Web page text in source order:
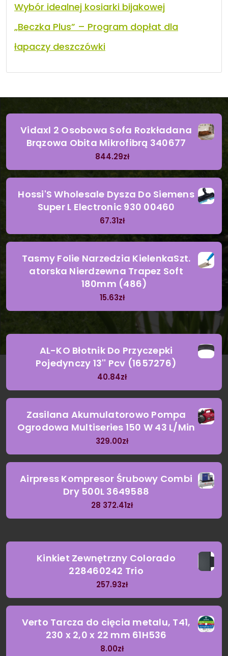
Wybór idealnej kosiarki bijakowej
„Beczka Plus” – Program dopłat dla
łapaczy deszczówki
Vidaxl 2 Osobowa Sofa Rozkładana
Brązowa Obita Mikrofibrą 340677
844.29zł
Hossi'S Wholesale Dysza Do Siemens
Super L Electronic 930 00460
67.31zł
Tasmy Folie Narzedzia KielenkaSzt.
atorska Nierdzewna Trapez Soft
180mm (486)
15.63zł
AL-KO Błotnik Do Przyczepki
Pojedynczy 13'' Pcv (1657276)
40.84zł
Zasilana Akumulatorowo Pompa
Ogrodowa Multiseries 150 W 43 L/Min
329.00zł
Airpress Kompresor Śrubowy Combi
Dry 500L 3649588
28 372.41zł
Kinkiet Zewnętrzny Colorado
228460242 Trio
257.93zł
Verto Tarcza do cięcia metalu, T41,
230 x 2,0 x 22 mm 61H536
8.00zł